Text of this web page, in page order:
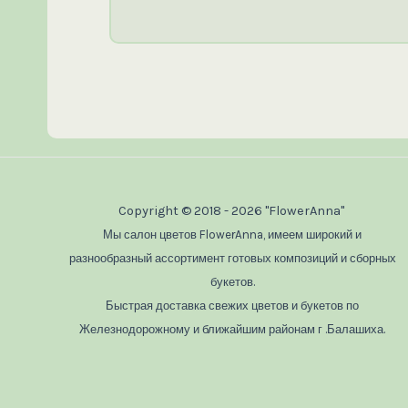
Copyright © 2018 - 2026 "FlowerAnna"
Мы салон цветов FlowerAnna, имеем широкий и
разнообразный ассортимент готовых композиций и сборных
букетов.
Быстрая доставка свежих цветов и букетов по
Железнодорожному и ближайшим районам г .Балашиха.